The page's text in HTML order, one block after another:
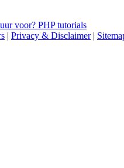
voor? PHP tutorials
| Privacy & Disclaimer|